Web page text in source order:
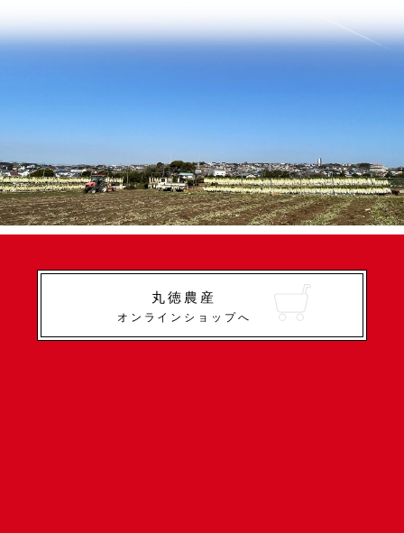
丸徳農産
オンラインショップへ